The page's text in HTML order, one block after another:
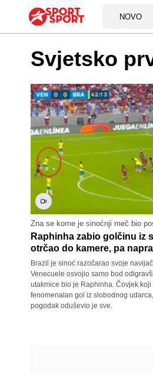
NOVO
Svjetsko
Zna se kome je sinoćnji meč bio
Raphinha zabio golčinu iz
otrčao do kamere, pa
Brazil je sinoć razočarao svoje
Venecuele osvojio samo bod
utakmice bio je Raphinha. Čovjek
fenomenalan gol iz slobodnog
pogodak oduševio je sve.